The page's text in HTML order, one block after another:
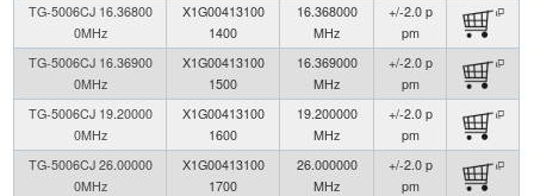
TG-5006CJ 16.36800
0MHz
X1G00413100
1400
16.368000
MHz
+/-2.0 p
pm
TG-5006CJ 16.36900
0MHz
X1G00413100
1500
16.369000
MHz
+/-2.0 p
pm
TG-5006CJ 19.20000
0MHz
X1G00413100
1600
19.200000
MHz
+/-2.0 p
pm
TG-5006CJ 26.00000
0MHz
X1G00413100
1700
26.000000
MHz
+/-2.0 p
pm